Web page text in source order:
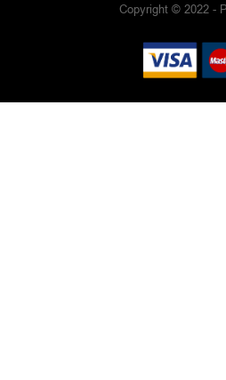
Copyright © 2022 -